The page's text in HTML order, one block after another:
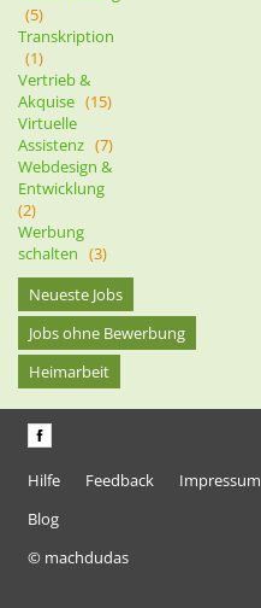
(5)
Transkription
(1)
Vertrieb &
Akquise (15)
Virtuelle
Assistenz (7)
Webdesign &
Entwicklung
(2)
Werbung
schalten (3)
Neueste Jobs
Jobs ohne Bewerbung
Heimarbeit
Hilfe Feedback Impressum
Blog
© machdudas